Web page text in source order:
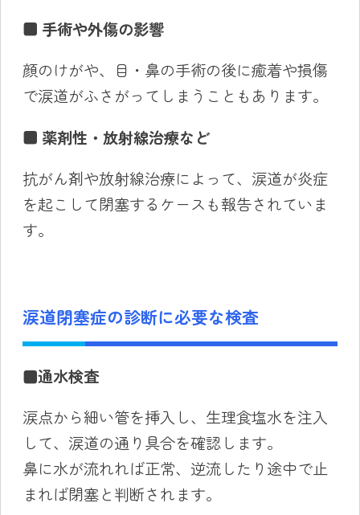
■ 手術や外傷の影響
顔のけがや、目・鼻の手術の後に癒着や損傷
で涙道がふさがってしまうこともあります。
■ 薬剤性・放射線治療など
抗がん剤や放射線治療によって、涙道が炎症
を起こして閉塞するケースも報告されていま
す。
涙道閉塞症の診断に必要な検査
■通水検査
涙点から細い管を挿入し、生理食塩水を注入
して、涙道の通り具合を確認します。
鼻に水が流れれば正常、逆流したり途中で止
まれば閉塞と判断されます。